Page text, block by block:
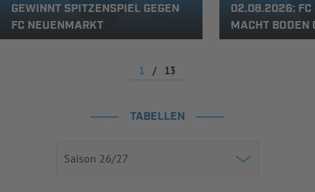
GEWINNT SPITZENSPIEL GEGEN
FC NEUENMARKT
02.08.2026: FC
MACHT BODEN
1 / 13
TABELLEN